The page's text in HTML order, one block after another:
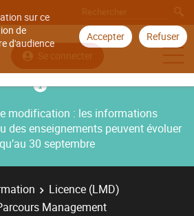
sur ce
de
d'audience
Accepter Refuser
Se connecter
modification : les informations
des enseignements peuvent évoluer
30 septembre
Licence (LMD)
Management